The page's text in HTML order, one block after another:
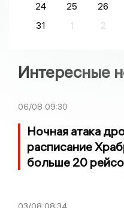
24
25 26
31
1 2
Интересные
06/08 09:30
Ночная атака
расписание
больше 20